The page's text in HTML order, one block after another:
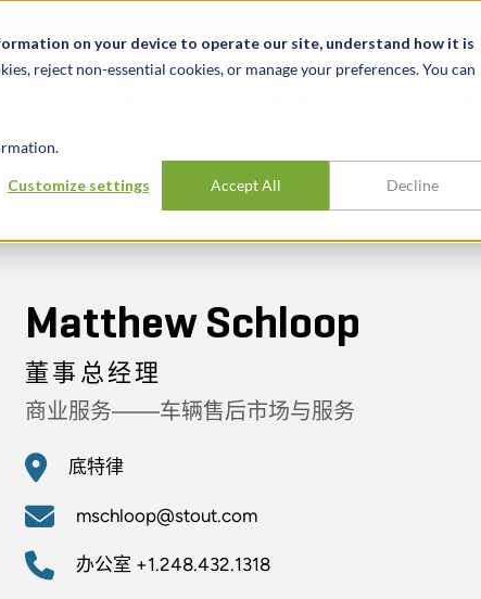
on your device to operate our site, understand how it is
reject non-essential cookies, or manage your preferences. You can
Customize settings Accept All Decline
Matthew Schloop
董事总经理
商业服务——车辆售后市场与服务
底特律
mschloop@stout.com
办公室 +1.248.432.1318